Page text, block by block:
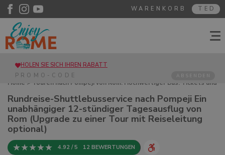
TED
WARENKORB
HOLEN SIE SICH IHREN RABATT
ABSENDEN
Home > Touren nach Pompeji von Rom. Hochwertiger Bus. Tickets und
unabhängiger 12-stündiger Tagesausflug von Rom (Upgrade zu einer
Tour mit Reiseleitung optional)
Rundreise-Shuttlebusservice nach Pompeji Ein
unabhängiger 12-stündiger Tagesausflug von
Rom (Upgrade zu einer Tour mit Reiseleitung
optional)
4.92 / 5 12 BEWERTUNGEN